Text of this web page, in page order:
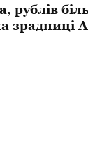
рублів
зрадниці